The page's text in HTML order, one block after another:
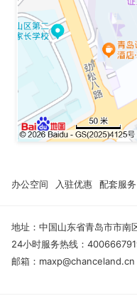
办公空间 入驻优惠 配套服务
地址：中国山东省青岛市市
24小时服务热线：
邮箱：maxp@chanceland.cn